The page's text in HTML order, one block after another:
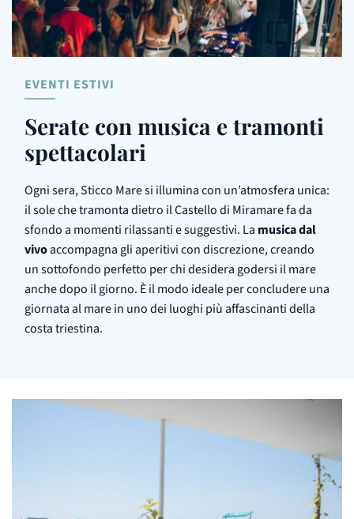
EVENTI ESTIVI
Serate con musica e tramonti
spettacolari
Ogni sera, Sticco Mare si illumina con un’atmosfera unica:
il sole che tramonta dietro il Castello di Miramare fa da
sfondo a momenti rilassanti e suggestivi. La musica dal
vivoaccompagna gli aperitivi con discrezione, creando
un sottofondo perfetto per chi desidera godersi il mare
anche dopo il giorno. È il modo ideale per concludere una
giornata al mare in uno dei luoghi più affascinanti della
costa triestina.